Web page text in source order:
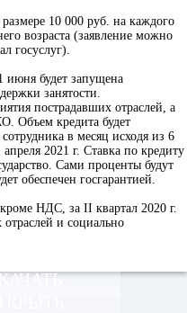
10 000 руб. на каждого
возраста (заявление можно
госуслуг).
июня будет запущена
занятости.
пострадавших отраслей, а
Объем кредита будет
в месяц исходя из 6
2021 г. Ставка по кредиту
Сами проценты будут
обеспечен госгарантией.
НДС, за II квартал 2020 г.
и социально